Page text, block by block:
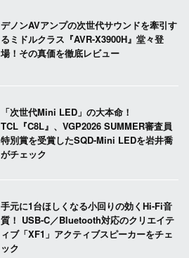
デノンAVアンプの次世代サウンドを牽引す
るミドルクラス『AVR-X3900H』堂々登
場！その真価を徹底レビュー
「次世代Mini LED」の大本命！
TCL『C8L』、VGP2026 SUMMER審査員
特別賞を受賞したSQD-Mini LEDを岩井喬
がチェック
手元に1台ほしくなる小回りの効くHi-Fi音
質！ USB-C／Bluetooth対応のクリエイテ
ィブ「XF1」アクティブスピーカーをチェ
ック